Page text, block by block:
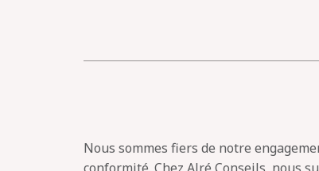
Nous sommes fiers de notre